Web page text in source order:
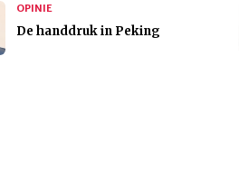
OPINIE
De handdruk in Peking